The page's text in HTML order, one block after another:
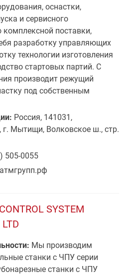
оснастки,
и сервисного
поставки,
разработку управляющих
технологии изготовления
стартовых партий. C
производит режущий
под собственным
Россия, 141031,
г. Мытищи, Волковское ш., стр.
505-0055
SYSTEM
Мы производим
станки с ЧПУ серии
станки с ЧПУ